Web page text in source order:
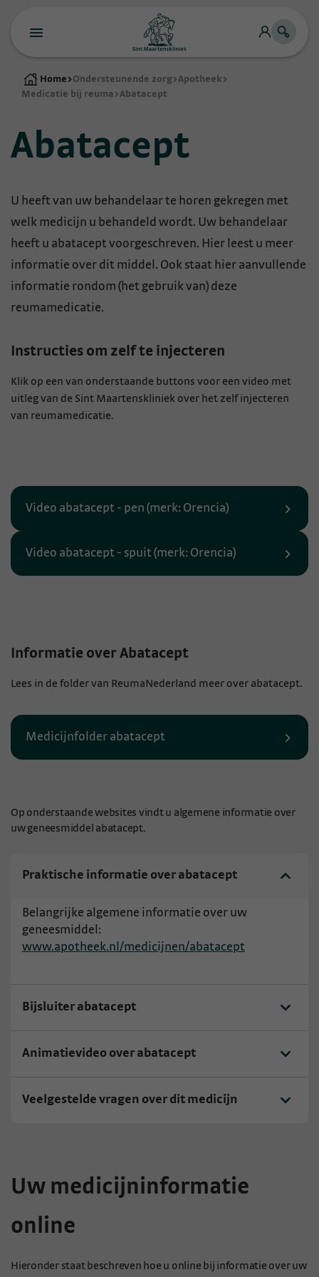
Home >Ondersteunende zorg >Apotheek >
Medicatie bij reuma >Abatacept
Abatacept
U heeft van uw behandelaar te horen gekregen met
welk medicijn u behandeld wordt. Uw behandelaar
heeft u abatacept voorgeschreven. Hier leest u meer
informatie over dit middel. Ook staat hier aanvullende
informatie rondom (het gebruik van) deze
reumamedicatie.
Instructies om zelf te injecteren
Klik op een van onderstaande buttons voor een video met
uitleg van de Sint Maartenskliniek over het zelf injecteren
van reumamedicatie.
Video abatacept - pen (merk: Orencia)
Video abatacept - spuit (merk: Orencia)
Informatie over Abatacept
Lees in de folder van ReumaNederland meer over abatacept.
Medicijnfolder abatacept
Op onderstaande websites vindt u algemene informatie over
uw geneesmiddel abatacept.
Praktische informatie over abatacept
Belangrijke algemene informatie over uw
geneesmiddel:
www.apotheek.nl/medicijnen/abatacept
Bijsluiter abatacept
Animatievideo over abatacept
Veelgestelde vragen over dit medicijn
Uw medicijninformatie
online
Hieronder staat beschreven hoe u online bij informatie over uw